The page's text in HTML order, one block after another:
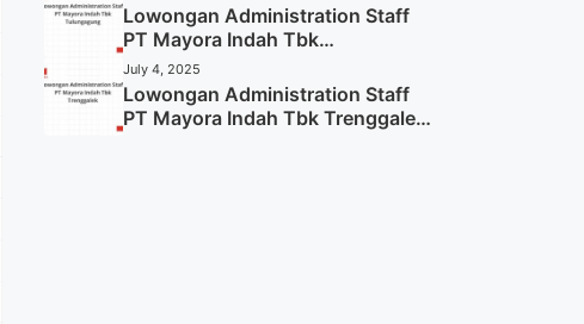
Lowongan Administration Staff
PT Mayora Indah Tbk
Tulungagung Tahun 2025 (Lamar
Sekarang)
July 4, 2025
Lowongan Administration Staff
PT Mayora Indah Tbk Trenggalek